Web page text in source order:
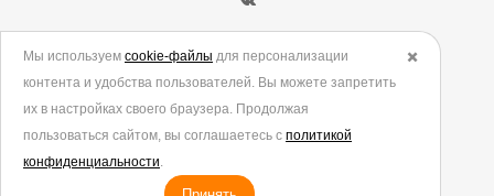
Политика в отношении обработки персональных данных
Согласие на обработку персональных данных
Согласие на обработку данных метрическими программами
Политика использования cookies
✖️
Мы используем cookie-файлы для персонализации
контента и удобства пользователей. Вы можете запретить
их в настройках своего браузера. Продолжая
пользоваться сайтом, вы соглашаетесь с политикой
конфиденциальности.